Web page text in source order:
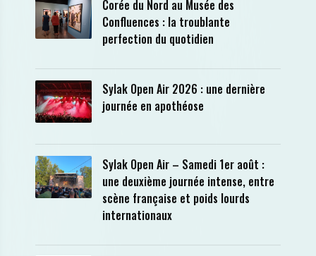
Corée du Nord au Musée des
Confluences : la troublante
perfection du quotidien
Sylak Open Air 2026 : une dernière
journée en apothéose
Sylak Open Air – Samedi 1er août :
une deuxième journée intense, entre
scène française et poids lourds
internationaux